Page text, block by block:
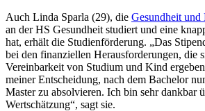
Auch Linda Sparla (29), die Gesundheit
an der HS Gesundheit studiert und eine
hat, erhält die Studienförderung. „Das
bei den finanziellen Herausforderungen, die
Vereinbarkeit von Studium und Kind
meiner Entscheidung, nach dem Bachelor
Master zu absolvieren. Ich bin sehr dankbar
Wertschätzung“, sagt sie.